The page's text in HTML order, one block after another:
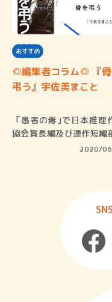
おすすめ
◎編集者コラム◎ 『骨を
弔う』宇佐美まこと
「愚者の毒｣で日本推理
協会賞長編及び連作短編
2020/